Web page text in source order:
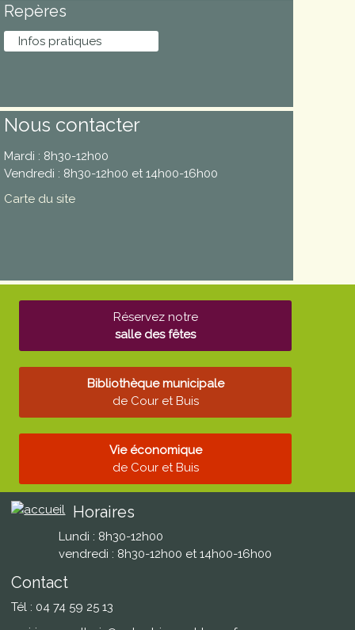
Repères
Infos pratiques
Nous contacter
Mardi : 8h30-12h00
Vendredi : 8h30-12h00 et 14h00-16h00
Carte du site
Réservez notre
salle des fêtes
Bibliothèque municipale
de Cour et Buis
Vie économique
de Cour et Buis
Horaires
Lundi : 8h30-12h00
vendredi : 8h30-12h00 et 14h00-16h00
Contact
Tél : 04 74 59 25 13